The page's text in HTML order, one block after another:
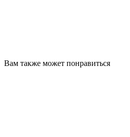
Вам также может понравиться